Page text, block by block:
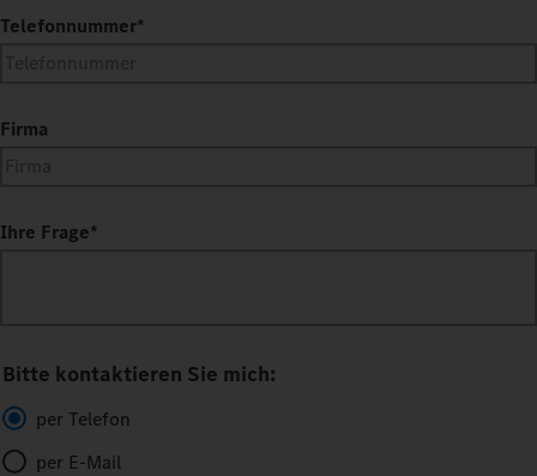
Telefonnummer*
Firma
Ihre Frage*
Bitte kontaktieren Sie mich:
per Telefon
per E-Mail